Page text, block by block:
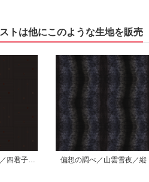
トは他にこのような生地を販売
雲雪夜／縦